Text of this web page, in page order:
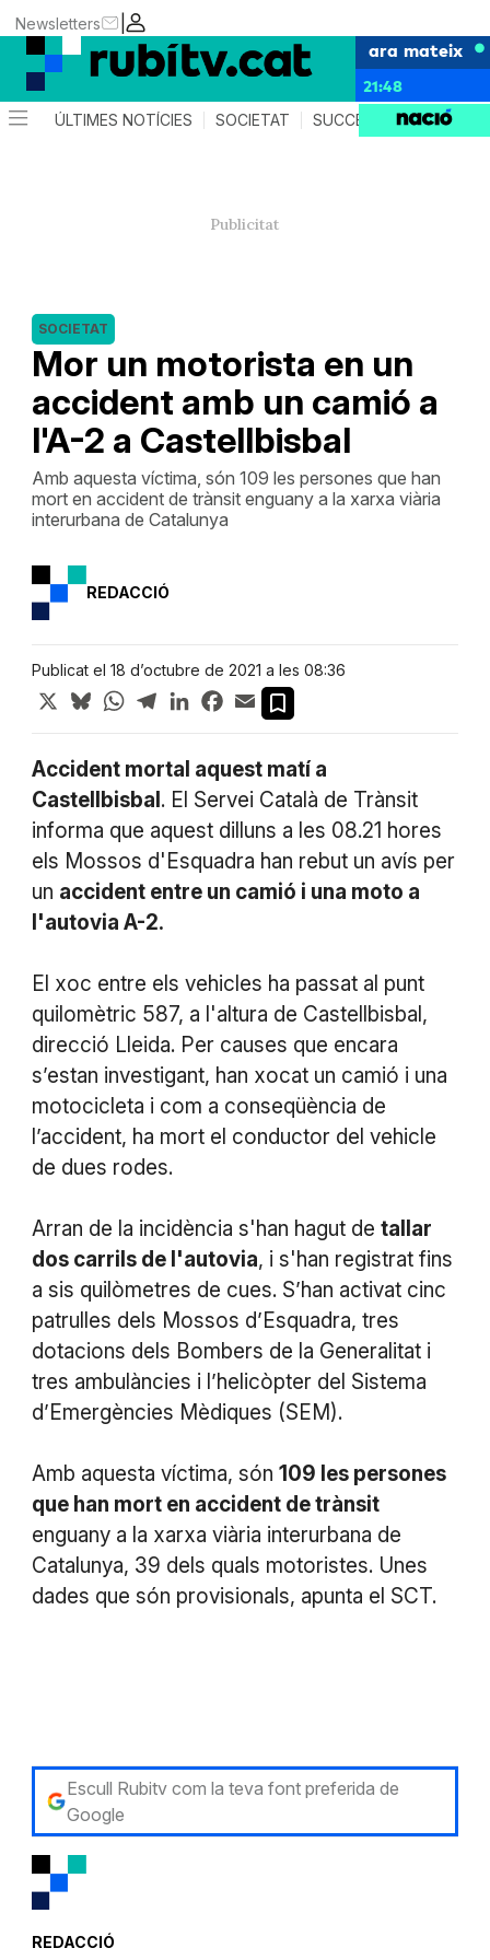
|
Newsletters
ara mateix
21:48
ÚLTIMES NOTÍCIES SOCIETAT SUCCESSOS
Mor un motorista en un
accident amb un camió a
l'A-2 a Castellbisbal
SOCIETAT
Amb aquesta víctima, són 109 les persones que han
mort en accident de trànsit enguany a la xarxa viària
interurbana de Catalunya
REDACCIÓ
Publicat el 18 d’octubre de 2021 a les 08:36
X BlueskyWhatsApp
TelegramLinkedInFacebook
Email
Accident mortal aquest matí a
Castellbisbal . El Servei Català de Trànsit
informa que aquest dilluns a les 08.21 hores
els Mossos d'Esquadra han rebut un avís per
un accident entre un camió i una moto a
l'autovia A-2.
El xoc entre els vehicles ha passat al punt
quilomètric 587, a l'altura de Castellbisbal,
direcció Lleida. Per causes que encara
s’estan investigant, han xocat un camió i una
motocicleta i com a conseqüència de
l’accident, ha mort el conductor del vehicle
de dues rodes.
Arran de la incidència s'han hagut de tallar
dos carrils de l'autovia, i s'han registrat fins
a sis quilòmetres de cues. S’han activat cinc
patrulles dels Mossos d’Esquadra, tres
dotacions dels Bombers de la Generalitat i
tres ambulàncies i l’helicòpter del Sistema
d’Emergències Mèdiques (SEM).
Amb aquesta víctima, són 109 les persones
que han mort en accident de trànsit
enguany a la xarxa viària interurbana de
Catalunya, 39 dels quals motoristes. Unes
dades que són provisionals, apunta el SCT.
Escull Rubitv com la teva font preferida de
Google
REDACCIÓ